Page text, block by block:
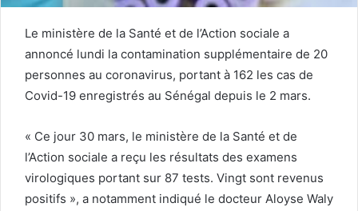
Le ministère de la Santé et de l’Action sociale a
annoncé lundi la contamination supplémentaire de 20
personnes au coronavirus, portant à 162 les cas de
Covid-19 enregistrés au Sénégal depuis le 2 mars.
« Ce jour 30 mars, le ministère de la Santé et de
l’Action sociale a reçu les résultats des examens
virologiques portant sur 87 tests. Vingt sont revenus
positifs », a notamment indiqué le docteur Aloyse Waly